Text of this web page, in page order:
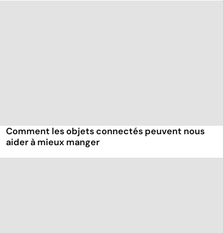
Comment les objets connectés peuvent nous
aider à mieux manger